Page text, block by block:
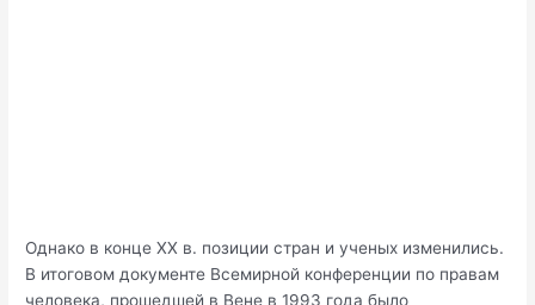
Однако в конце XX в. позиции стран и ученых изменились.
В итоговом документе Всемирной конференции по правам
человека, прошедшей в Вене в 1993 года было